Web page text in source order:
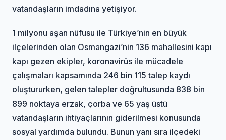
vatandaşların imdadına yetişiyor.
1 milyonu aşan nüfusu ile Türkiye’nin en büyük
ilçelerinden olan Osmangazi’nin 136 mahallesini kapı
kapı gezen ekipler, koronavirüs ile mücadele
çalışmaları kapsamında 246 bin 115 talep kaydı
oluştururken, gelen talepler doğrultusunda 838 bin
899 noktaya erzak, çorba ve 65 yaş üstü
vatandaşların ihtiyaçlarının giderilmesi konusunda
sosyal yardımda bulundu. Bunun yanı sıra ilçedeki